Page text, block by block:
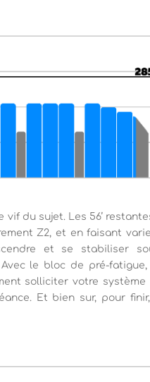
du sujet. Les 56’
Z2, et en faisant
et se stabiliser
le bloc de pré-
solliciter votre système
Et bien sur, pour